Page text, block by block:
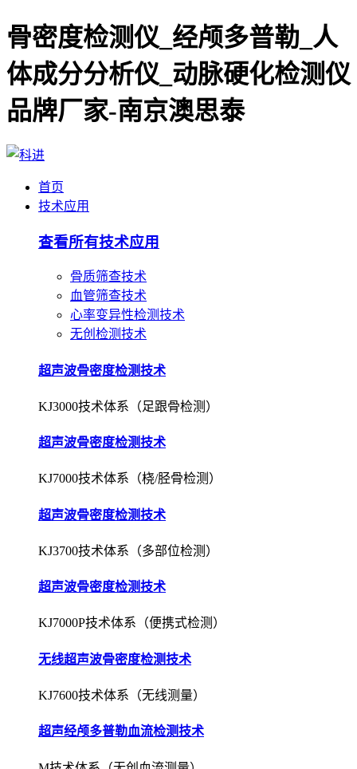
骨密度检测仪_经颅多普勒_人
体成分分析仪_动脉硬化检测仪
品牌厂家-南京澳思泰
首页
技术应用
查看所有技术应用
骨质筛查技术
血管筛查技术
心率变异性检测技术
无创检测技术
超声波骨密度检测技术
KJ3000技术体系（足跟骨检测）
超声波骨密度检测技术
KJ7000技术体系（桡/胫骨检测）
超声波骨密度检测技术
KJ3700技术体系（多部位检测）
超声波骨密度检测技术
KJ7000P技术体系（便携式检测）
无线超声波骨密度检测技术
KJ7600技术体系（无线测量）
超声经颅多普勒血流检测技术